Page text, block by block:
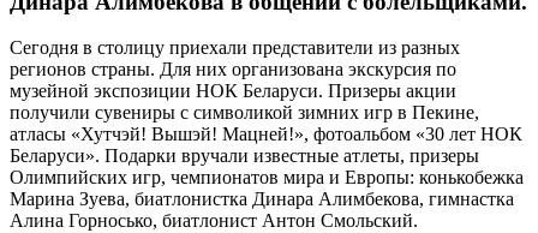
Сегодня в столицу приехали представители из разных
регионов страны. Для них организована экскурсия по
музейной экспозиции НОК Беларуси. Призеры акции
получили сувениры с символикой зимних игр в Пекине,
атласы «Хутчэй! Вышэй! Мацней!», фотоальбом «30 лет НОК
Беларуси». Подарки вручали известные атлеты, призеры
Олимпийских игр, чемпионатов мира и Европы: конькобежка
Марина Зуева, биатлонистка Динара Алимбекова, гимнастка
Алина Горносько, биатлонист Антон Смольский.